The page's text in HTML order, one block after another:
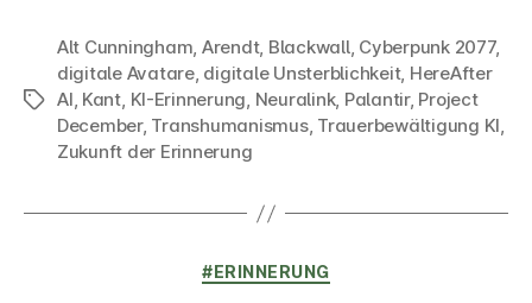
Schlagwörter
Alt Cunningham, Arendt, Blackwall, Cyberpunk 2077,
digitale Avatare, digitale Unsterblichkeit, HereAfter
AI, Kant, KI-Erinnerung, Neuralink, Palantir, Project
December, Transhumanismus, Trauerbewältigung KI,
Zukunft der Erinnerung
Kategorien
#ERINNERUNG